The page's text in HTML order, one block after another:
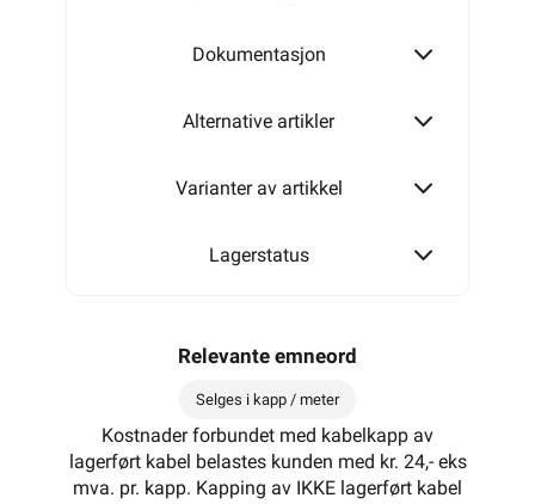
Dokumentasjon
Alternative artikler
Varianter av artikkel
Lagerstatus
Relevante emneord
Selges i kapp / meter
Kostnader forbundet med kabelkapp av
lagerført kabel belastes kunden med kr. 24,- eks
mva. pr. kapp. Kapping av IKKE lagerført kabel